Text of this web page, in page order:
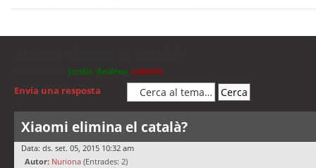
jordis Andreu cubells
Envia una resposta
Xiaomi elimina el català?
Data: ds. set. 05, 2015 10:32 am
Autor: Nuriona (Entrades: 2)